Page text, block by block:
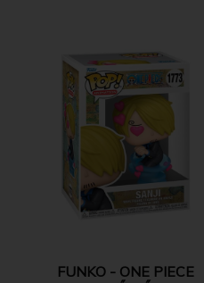
FUNKO - ONE PIECE